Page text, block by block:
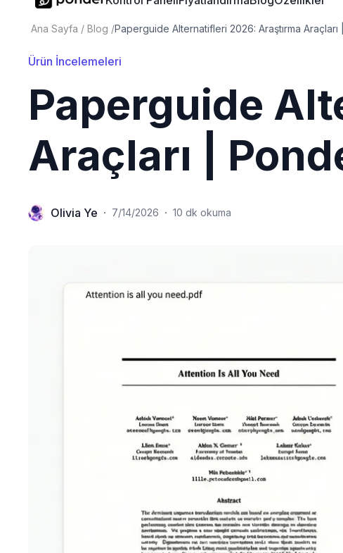
Ana Sayfa / Blog /Paperguide Alternatifleri 2026: Araştırma Araçları
Ürün İncelemeleri
Paperguide
Araçları |
Olivia Ye · 7/14/2026 · 10 dk okuma